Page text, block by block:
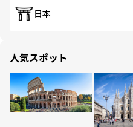
日本
人気スポット